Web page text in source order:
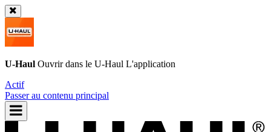
U-Haul Ouvrir dans le U-Haul L'application
Actif
Passer au contenu principal